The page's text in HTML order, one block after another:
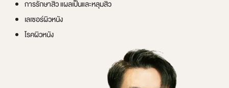
การรักษาสิว แผลเป็นและหลุมสิว
เลเซอร์ผิวหนัง
โรคผิวหนัง